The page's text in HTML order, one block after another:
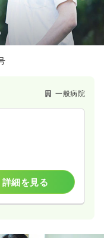
一般病院
詳細を見る